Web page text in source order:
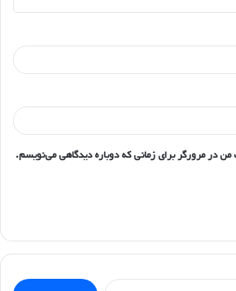
من در مرورگر برای زمانی که دوباره دیدگاهی می‌نویسم.
جستجو